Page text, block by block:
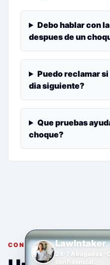
Debo hablar con
despues de un
Puedo reclamar
dia siguiente?
Que pruebas
choque?
CONSULTA GRATUITA Y
LawIntaker
24-7 Abogados ·
confidencial.